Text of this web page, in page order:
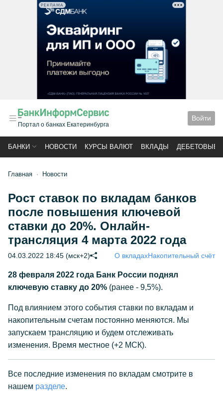
РЕКЛАМА
Портал о банках Екатеринбурга
Войти
БАНКИ НОВОСТИ КУРСЫ ВАЛЮТ ВКЛАДЫ ДЕБЕТОВЫЕ
Главная Новости
Рост ставок по вкладам банков
после повышения ключевой
ставки до 20%. Онлайн-
трансляция 4 марта 2022 года
04.03.2022 18:45 (мск+2) О вкладахНакопительный счёт
28 февраля 2022 года Банк России поднял
ключевую ставку до 20% (ранее - 9,5%).
Под влиянием этого события ставки по вкладам и
накопительным счетам постоянно меняются. Мы
запускаем трансляцию и будем отслеживать
изменения. Время местное (+2 МСК).
Все последние изменения по вкладам смотрите в
нашем разделе.